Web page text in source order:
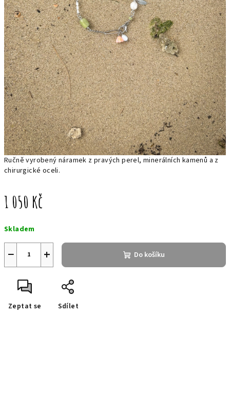
Ručně vyrobený náramek z pravých perel, minerálních kamenů a z
chirurgické oceli.
1 050 Kč
cena:
Skladem
+
− Do košíku
Zeptat se Sdílet